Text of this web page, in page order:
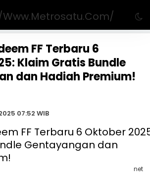
FF Terbaru 6
Klaim Gratis Bundle
dan Hadiah Premium!
07:52 WIB
net